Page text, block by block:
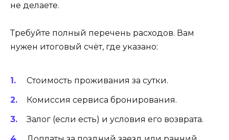
не делаете.
Требуйте полный перечень расходов. Вам
нужен итоговый счёт, где указано:
Стоимость проживания за сутки.
Комиссия сервиса бронирования.
Залог (если есть) и условия его возврата.